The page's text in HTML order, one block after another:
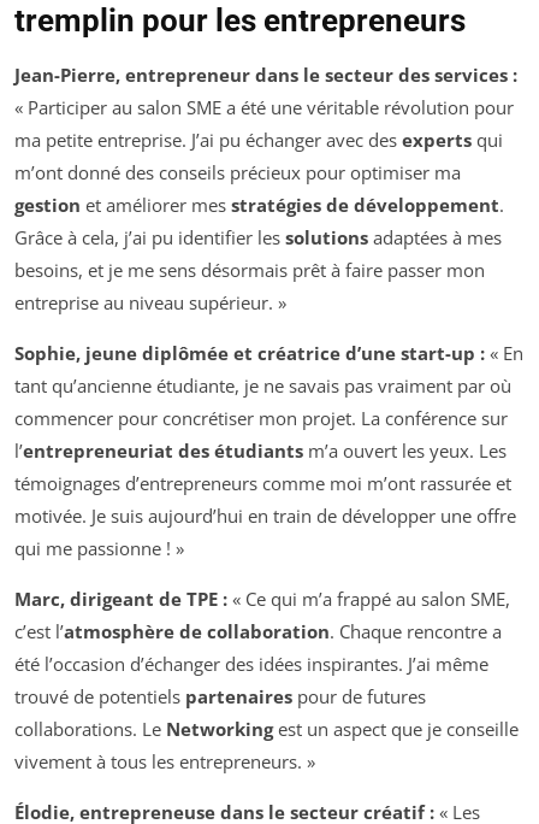
tremplin pour les entrepreneurs
Jean-Pierre, entrepreneur dans le secteur des services :
« Participer au salon SME a été une véritable révolution pour
ma petite entreprise. J’ai pu échanger avec des experts qui
m’ont donné des conseils précieux pour optimiser ma
gestion et améliorer mes stratégies de développement.
Grâce à cela, j’ai pu identifier les solutions adaptées à mes
besoins, et je me sens désormais prêt à faire passer mon
entreprise au niveau supérieur. »
Sophie, jeune diplômée et créatrice d’une start-up : « En
tant qu’ancienne étudiante, je ne savais pas vraiment par où
commencer pour concrétiser mon projet. La conférence sur
l’entrepreneuriat des étudiants m’a ouvert les yeux. Les
témoignages d’entrepreneurs comme moi m’ont rassurée et
motivée. Je suis aujourd’hui en train de développer une offre
qui me passionne ! »
Marc, dirigeant de TPE : « Ce qui m’a frappé au salon SME,
c’est l’atmosphère de collaboration. Chaque rencontre a
été l’occasion d’échanger des idées inspirantes. J’ai même
trouvé de potentiels partenaires pour de futures
collaborations. Le Networkingest un aspect que je conseille
vivement à tous les entrepreneurs. »
Élodie, entrepreneuse dans le secteur créatif : « Les